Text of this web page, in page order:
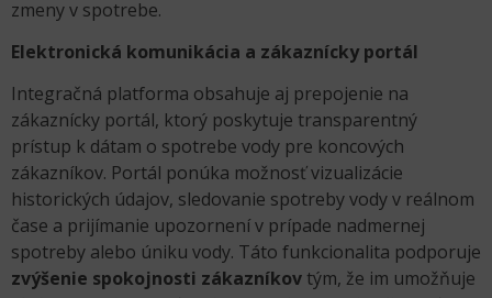
zmeny v spotrebe.
Elektronická komunikácia a zákaznícky portál
Integračná platforma obsahuje aj prepojenie na
zákaznícky portál, ktorý poskytuje transparentný
prístup k dátam o spotrebe vody pre koncových
zákazníkov. Portál ponúka možnosť vizualizácie
historických údajov, sledovanie spotreby vody v reálnom
čase a prijímanie upozornení v prípade nadmernej
spotreby alebo úniku vody. Táto funkcionalita podporuje
zvýšenie spokojnosti zákazníkov tým, že im umožňuje